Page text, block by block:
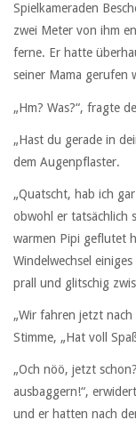
Spielkameraden
zwei Meter von ihm
ferne. Er hatte
seiner Mama gerufen
„Hm? Was?“, fragte
„Hast du gerade in
dem Augenpflaster.
„Quatscht, hab ich
obwohl er tatsächlich
warmen Pipi geflutet
Windelwechsel
prall und glitschig
„Wir fahren jetzt
Stimme, „Hat voll
„Och nöö, jetzt
ausbaggern!“,
und er hatten nach